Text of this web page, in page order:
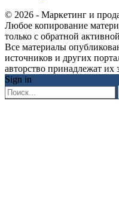
© 2026 - Маркетинг и
Любое копирование
только с обратной
Все материалы
источников и других
авторство принадлежат их
Sign in